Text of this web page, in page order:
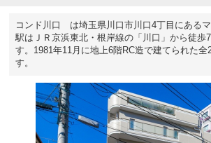
コンド川口 は埼玉県川口市川口4丁目にある
駅はＪＲ京浜東北・根岸線の「川口」から徒歩
す。1981年11月に地上6階RC造で建てられた
す。